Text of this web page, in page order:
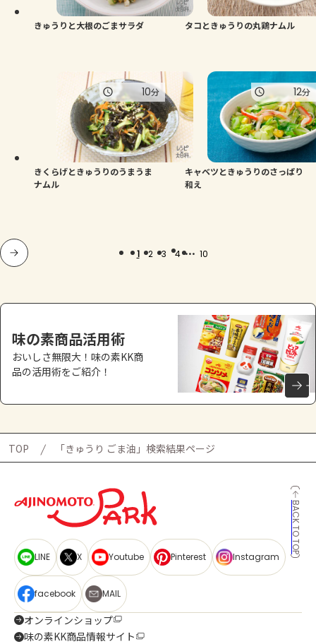
きゅうりと大根のごまサラダ タコときゅうりの丸鶏ナムル
きくらげときゅうりのうまうま
ナムル
10分
キャベツときゅうりのさっぱり
和え
12分
1 2 3 4 ... 10
味の素商品活用術
おいしさ無限大！味の素KK商
品の活用術をご紹介！
TOP 「きゅうり ごま油」検索結果ページ
BACK TO TOP
LINE X Youtube Pinterest Instagram
facebook MAIL
オンラインショップ
味の素KK商品情報サイト